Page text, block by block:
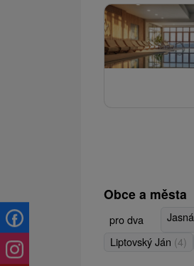
Obce a města
pro dva Jasná
Liptovský Ján (4)